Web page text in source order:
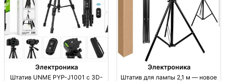
Электроника
Штатив UNME PYP-J1001 с 3D-
Электроника
Штатив для лампы 2,1 м — новое